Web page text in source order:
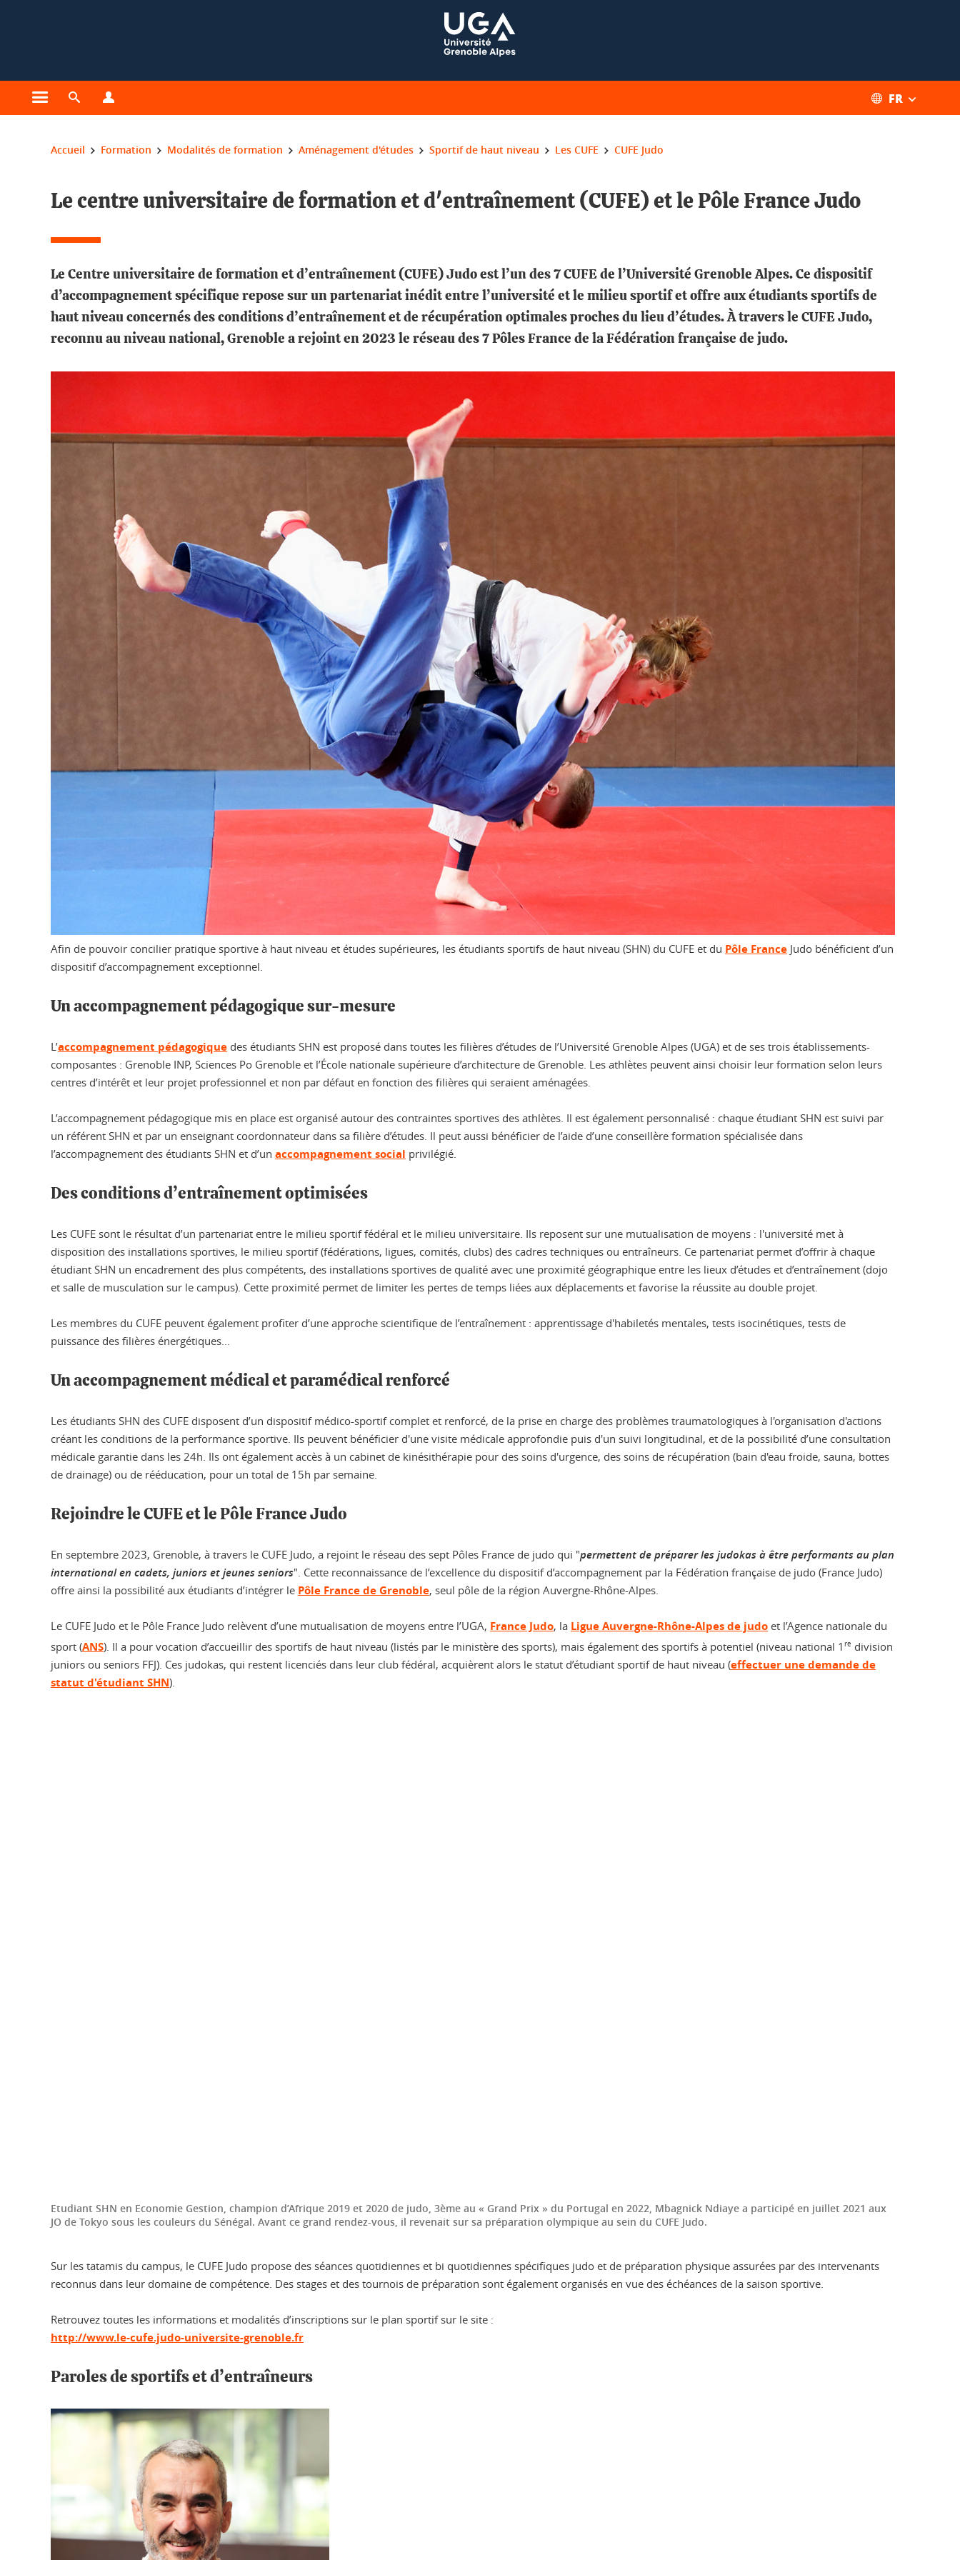
Ouvrir le menu principal
Ouvrir le moteur de recherche FR
Vous êtes ici :
Accueil Formation Modalités de formation Aménagement d'études Sportif de haut niveau Les CUFE CUFE Judo
Le centre universitaire de formation et d'entraînement (CUFE) et le Pôle France Judo
Le Centre universitaire de formation et d’entraînement (CUFE) Judo est l’un des 7 CUFE de l’Université Grenoble Alpes. Ce dispositif
d’accompagnement spécifique repose sur un partenariat inédit entre l’université et le milieu sportif et offre aux étudiants sportifs de
haut niveau concernés des conditions d’entraînement et de récupération optimales proches du lieu d’études. À travers le CUFE Judo,
reconnu au niveau national, Grenoble a rejoint en 2023 le réseau des 7 Pôles France de la Fédération française de judo.
Afin de pouvoir concilier pratique sportive à haut niveau et études supérieures, les étudiants sportifs de haut niveau (SHN) du CUFE et du Pôle France Judo bénéficient d’un
dispositif d’accompagnement exceptionnel.
Un accompagnement pédagogique sur-mesure
L’accompagnement pédagogique des étudiants SHN est proposé dans toutes les filières d’études de l’Université Grenoble Alpes (UGA) et de ses trois établissements-
composantes : Grenoble INP, Sciences Po Grenoble et l’École nationale supérieure d’architecture de Grenoble. Les athlètes peuvent ainsi choisir leur formation selon leurs
centres d’intérêt et leur projet professionnel et non par défaut en fonction des filières qui seraient aménagées.
L’accompagnement pédagogique mis en place est organisé autour des contraintes sportives des athlètes. Il est également personnalisé : chaque étudiant SHN est suivi par
un référent SHN et par un enseignant coordonnateur dans sa filière d’études. Il peut aussi bénéficier de l’aide d’une conseillère formation spécialisée dans
l’accompagnement des étudiants SHN et d’un accompagnement social privilégié.
Des conditions d’entraînement optimisées
Les CUFE sont le résultat d’un partenariat entre le milieu sportif fédéral et le milieu universitaire. Ils reposent sur une mutualisation de moyens : l'université met à
disposition des installations sportives, le milieu sportif (fédérations, ligues, comités, clubs) des cadres techniques ou entraîneurs. Ce partenariat permet d’offrir à chaque
étudiant SHN un encadrement des plus compétents, des installations sportives de qualité avec une proximité géographique entre les lieux d’études et d’entraînement (dojo
et salle de musculation sur le campus). Cette proximité permet de limiter les pertes de temps liées aux déplacements et favorise la réussite au double projet.
Les membres du CUFE peuvent également profiter d’une approche scientifique de l’entraînement : apprentissage d'habiletés mentales, tests isocinétiques, tests de
puissance des filières énergétiques…
Un accompagnement médical et paramédical renforcé
Les étudiants SHN des CUFE disposent d’un dispositif médico-sportif complet et renforcé, de la prise en charge des problèmes traumatologiques à l'organisation d'actions
créant les conditions de la performance sportive. Ils peuvent bénéficier d'une visite médicale approfondie puis d'un suivi longitudinal, et de la possibilité d’une consultation
médicale garantie dans les 24h. Ils ont également accès à un cabinet de kinésithérapie pour des soins d'urgence, des soins de récupération (bain d'eau froide, sauna, bottes
de drainage) ou de rééducation, pour un total de 15h par semaine.
Rejoindre le CUFE et le Pôle France Judo
En septembre 2023, Grenoble, à travers le CUFE Judo, a rejoint le réseau des sept Pôles France de judo qui "permettent de préparer les judokas à être performants au plan
international en cadets, juniors et jeunes seniors". Cette reconnaissance de l’excellence du dispositif d’accompagnement par la Fédération française de judo (France Judo)
offre ainsi la possibilité aux étudiants d’intégrer le Pôle France de Grenoble, seul pôle de la région Auvergne-Rhône-Alpes.
Le CUFE Judo et le Pôle France Judo relèvent d’une mutualisation de moyens entre l’UGA, France Judo, la Ligue Auvergne-Rhône-Alpes de judo et l’Agence nationale du
sport (ANS). Il a pour vocation d’accueillir des sportifs de haut niveau (listés par le ministère des sports), mais également des sportifs à potentiel (niveau national 1 re division
juniors ou seniors FFJ). Ces judokas, qui restent licenciés dans leur club fédéral, acquièrent alors le statut d’étudiant sportif de haut niveau (effectuer une demande de
statut d'étudiant SHN).
Etudiant SHN en Economie Gestion, champion d’Afrique 2019 et 2020 de judo, 3ème au « Grand Prix » du Portugal en 2022, Mbagnick Ndiaye a participé en juillet 2021 aux
JO de Tokyo sous les couleurs du Sénégal. Avant ce grand rendez-vous, il revenait sur sa préparation olympique au sein du CUFE Judo.
Sur les tatamis du campus, le CUFE Judo propose des séances quotidiennes et bi quotidiennes spécifiques judo et de préparation physique assurées par des intervenants
reconnus dans leur domaine de compétence. Des stages et des tournois de préparation sont également organisés en vue des échéances de la saison sportive.
Retrouvez toutes les informations et modalités d’inscriptions sur le plan sportif sur le site :
http://www.le-cufe.judo-universite-grenoble.fr
Paroles de sportifs et d’entraîneurs